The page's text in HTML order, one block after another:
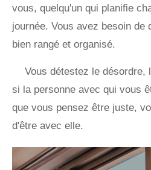
vous, quelqu'un qui planifie
journée. Vous avez besoin de
bien rangé et organisé.
Vous détestez le désordre,
si la personne avec qui vous
que vous pensez être juste,
d'être avec elle.